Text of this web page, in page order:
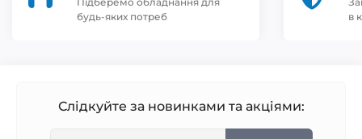
будь-яких потреб
в
Слідкуйте за новинками та акціями: